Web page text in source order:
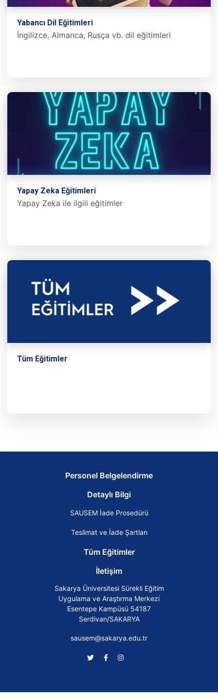
Yabancı Dil Eğitimleri
İngilizce, Almanca, Rusça vb. dil eğitimleri
Yapay Zeka Eğitimleri
Yapay Zeka ile ilgili eğitimler
Tüm Eğitimler
Personel Belgelendirme
Detaylı Bilgi
SAUSEM İade Prosedürü
Teslimat ve İade Şartları
Tüm Eğitimler
İletişim
Sakarya Üniversitesi Sürekli Eğitim
Uygulama ve Araştırma Merkezi
Esentepe Kampüsü 54187
Serdivan/SAKARYA
sausem@sakarya.edu.tr